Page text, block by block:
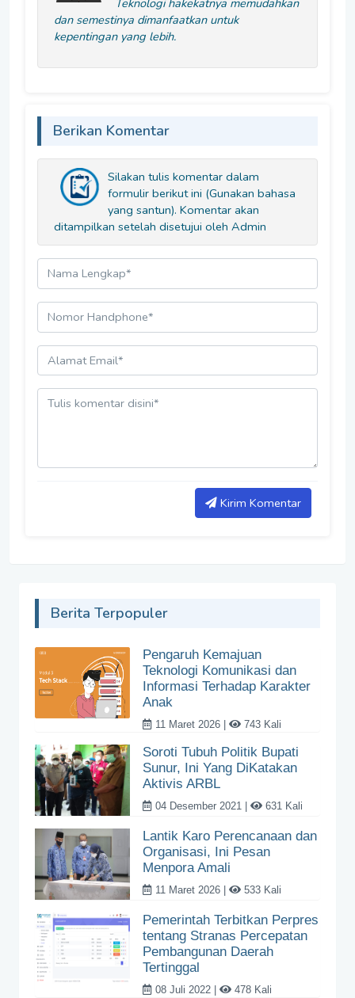
dan semestinya dimanfaatkan untuk
kepentingan yang lebih.
Berikan Komentar
Silakan tulis komentar dalam
formulir berikut ini (Gunakan bahasa
yang santun). Komentar akan
ditampilkan setelah disetujui oleh Admin
Kirim Komentar
Berita Terpopuler
Pengaruh Kemajuan
Teknologi Komunikasi dan
Informasi Terhadap Karakter
Anak
11 Maret 2026 | 743 Kali
Soroti Tubuh Politik Bupati
Sunur, Ini Yang DiKatakan
Aktivis ARBL
04 Desember 2021 | 631 Kali
Lantik Karo Perencanaan dan
Organisasi, Ini Pesan
Menpora Amali
11 Maret 2026 | 533 Kali
Pemerintah Terbitkan Perpres
tentang Stranas Percepatan
Pembangunan Daerah
Tertinggal
08 Juli 2022 | 478 Kali